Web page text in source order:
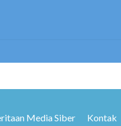
Media Siber Kontak